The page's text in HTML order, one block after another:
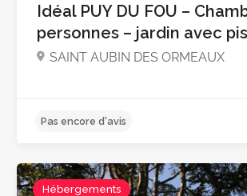
Idéal PUY DU FOU –
personnes – jardin avec
SAINT AUBIN DES ORMEAUX
Hébergements